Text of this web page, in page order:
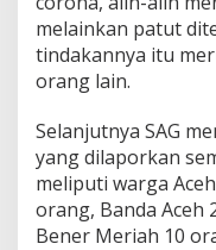
melainkan patut
tindakannya itu
orang lain.
Selanjutnya SAG
yang dilaporkan
meliputi warga
orang, Banda Aceh
Bener Meriah 10